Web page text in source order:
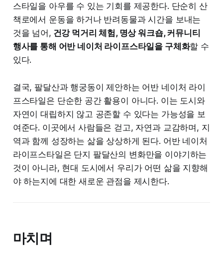
스타일을 아우를 수 있는 기회를 제공한다. 단순히 산
책로에서 운동을 하거나 반려동물과 시간을 보내는
것을 넘어, 건강 먹거리 체험, 명상 워크숍, 커뮤니티
행사를 통해 어반 네이처 라이프스타일을 구체화할 수
있다.
결국, 팔달산과 행궁동이 제안하는 어반 네이처 라이
프스타일은 단순한 공간 활용이 아니다. 이는 도시와
자연이 대립하지 않고 공존할 수 있다는 가능성을 보
여준다. 이곳에서 사람들은 걷고, 자연과 교감하며, 지
역과 함께 성장하는 삶을 상상하게 된다. 어반 네이처
라이프스타일은 단지 팔달산의 변화만을 이야기하는
것이 아니라, 현대 도시에서 우리가 어떤 삶을 지향해
야 하는지에 대한 새로운 관점을 제시한다.
마치며